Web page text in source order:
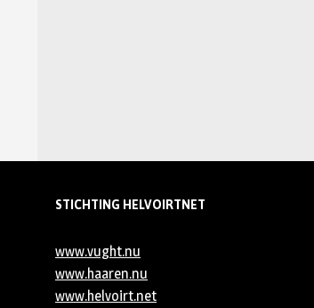
STICHTING HELVOIRTNET
www.vught.nu
www.haaren.nu
www.helvoirt.net